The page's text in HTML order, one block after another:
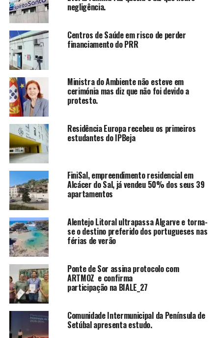
negligência.
Centros de Saúde em risco de perder
financiamento do PRR
Ministra do Ambiente não esteve em
cerimónia mas diz que não foi devido a
protesto.
Residência Europa recebeu os primeiros
estudantes do IPBeja
FiniSal, empreendimento residencial em
Alcácer do Sal, já vendeu 50% dos seus 39
apartamentos
Alentejo Litoral ultrapassa Algarve e torna-
se o destino preferido dos portugueses nas
férias de verão
Ponte de Sor assina protocolo com
ARTMOZ e confirma
participação na BIALE_27
Comunidade Intermunicipal da Península de
Setúbal apresenta estudo.